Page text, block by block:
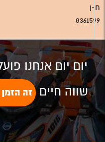
ח-ן
8361599
יום יום אנחנו
שווה חיים זה